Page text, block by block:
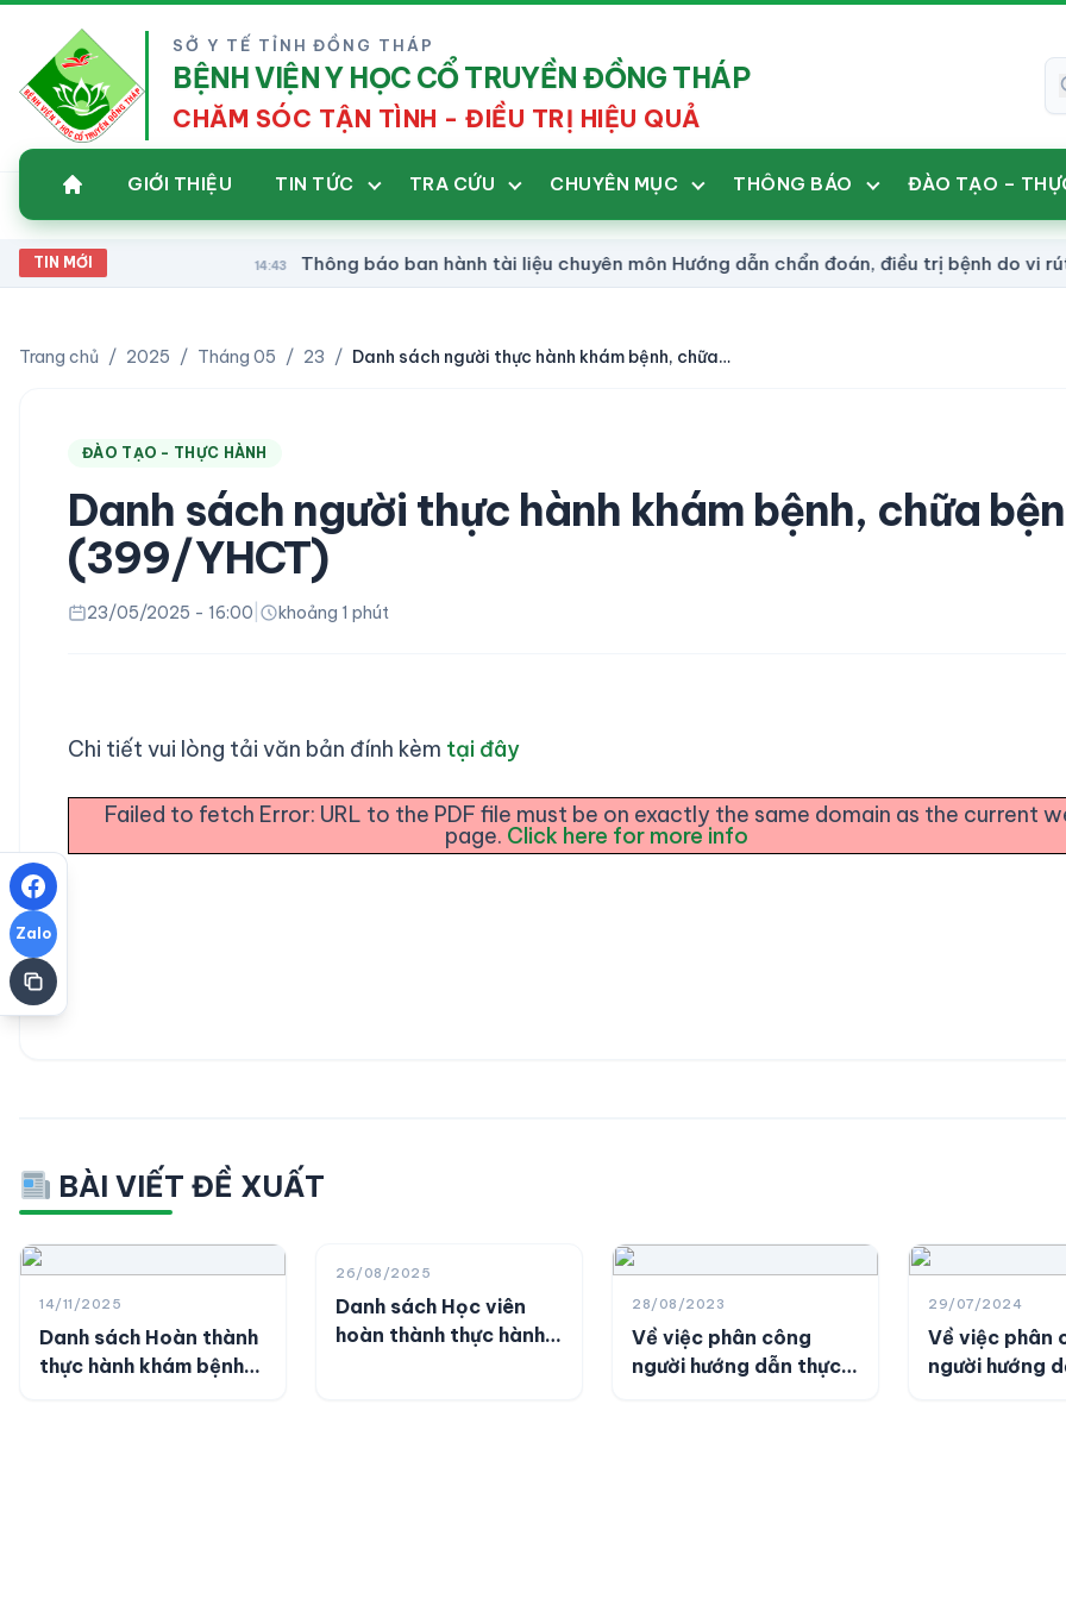
SỞ Y TẾ TỈNH ĐỒNG THÁP
BỆNH VIỆN Y HỌC CỔ TRUYỀN ĐỒNG THÁP
CHĂM SÓC TẬN TÌNH - ĐIỀU TRỊ HIỆU QUẢ
GIỚI THIỆU TIN TỨC TRA CỨU CHUYÊN MỤC THÔNG BÁO ĐÀO TẠO –
TIN MỚI Thông báo ban hành tài liệu chuyên môn Hướng dẫn chẩn đoán, điều trị bệnh do vi rút
Zalo
Trang chủ / 2025 / Tháng 05 / 23 / Danh sách người thực hành khám bệnh, chữa bệnh (399/YHCT)
ĐÀO TẠO - THỰC HÀNH
Danh sách người thực hành khám bệnh, chữa
(399/YHCT)
23/05/2025 - 16:00 khoảng 1 phút
Chi tiết vui lòng tải văn bản đính kèm tại đây
Failed to fetch Error: URL to the PDF file must be on exactly the same domain as the current
page. Click here for more info
BÀI VIẾT ĐỀ XUẤT
14/11/2025
Danh sách Hoàn thành
thực hành khám bệnh,
26/08/2025
Danh sách Học viên
hoàn thành thực hành
28/08/2023
Về việc phân công
người hướng dẫn thực
29/07/2024
Về việc phân
người hướng